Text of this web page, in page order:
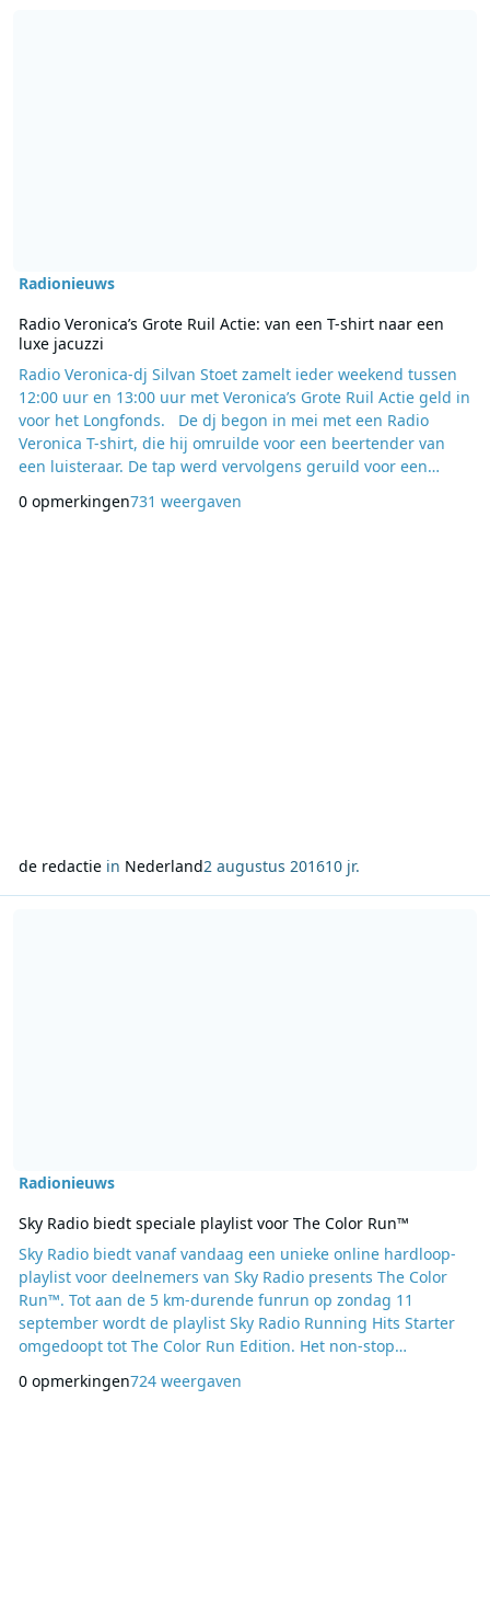
Radionieuws
Radio Veronica’s Grote Ruil Actie: van een T-shirt naar een
luxe jacuzzi
Radio Veronica-dj Silvan Stoet zamelt ieder weekend tussen
12:00 uur en 13:00 uur met Veronica’s Grote Ruil Actie geld in
voor het Longfonds. De dj begon in mei met een Radio
Veronica T-shirt, die hij omruilde voor een beertender van
een luisteraar. De tap werd vervolgens geruild voor een
een adventure vakantie in Kroatië – tot aan een bedrijfsuitje
0 opmerkingen731 weergaven
de redactiein Nederland2 augustus 201610 jr.
Radionieuws
Sky Radio biedt speciale playlist voor The Color Run™
Sky Radio biedt vanaf vandaag een unieke online hardloop-
playlist voor deelnemers van Sky Radio presents The Color
Run™. Tot aan de 5 km-durende funrun op zondag 11
september wordt de playlist Sky Radio Running Hits Starter
omgedoopt tot The Color Run Edition. Het non-stop
hardloopmuziek tijdens hun training voor het hardloopevent.
0 opmerkingen724 weergaven